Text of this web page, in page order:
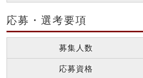
応募・選考要項
募集人数
応募資格